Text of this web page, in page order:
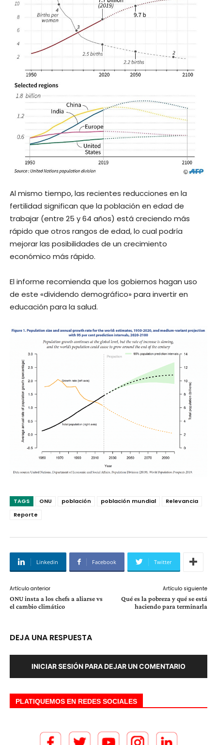
Al mismo tiempo, las recientes reducciones en la
fertilidad significan que la población en edad de
trabajar (entre 25 y 64 años) está creciendo más
rápido que otros rangos de edad, lo cual podría
mejorar las posibilidades de un crecimiento
económico más rápido.
El informe recomienda que los gobiernos hagan uso
de este «dividendo demográfico» para invertir en
educación para la salud.
TAGS ONU población población mundial
Relevancia
Reporte
Linkedin Facebook Twitter
Artículo anterior
ONU insta a los chefs a aliarse vs
el cambio climático
Artículo siguiente
Qué es la pobreza y qué se está
haciendo para terminarla
DEJA UNA RESPUESTA
INICIAR SESIÓN PARA DEJAR UN COMENTARIO
PLATIQUEMOS EN REDES SOCIALES